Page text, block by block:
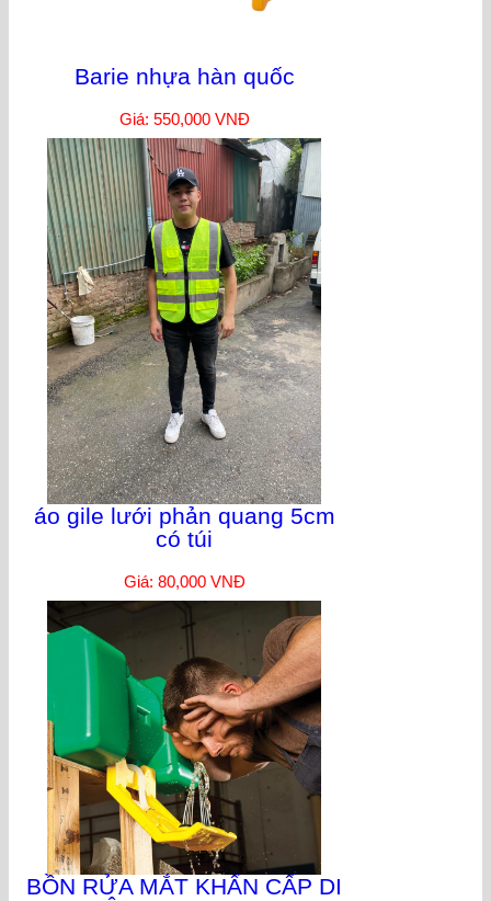
Barie nhựa hàn quốc
Giá: 550,000 VNĐ
áo gile lưới phản quang 5cm
có túi
Giá: 80,000 VNĐ
BỒN RỬA MẮT KHẨN CẤP DI